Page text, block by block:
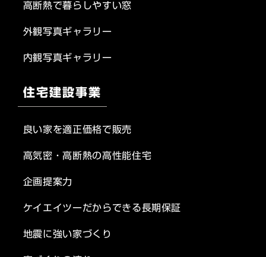
高断熱で暮らしやすい窓
外観写真ギャラリー
内観写真ギャラリー
住宅建設事業
良い家を適正価格で販売
高気密・高断熱の高性能住宅
企画提案力
ケイエイツーだからできる長期保証
地震に強い家づくり